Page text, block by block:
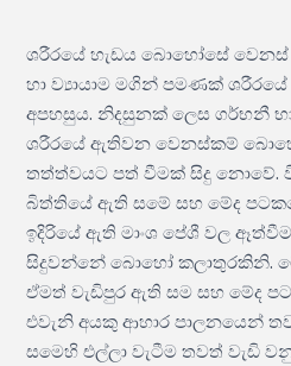
ශරීරයේ හැඩය බොහෝසේ
හා ව්‍යායාම මගින් පමණක්
අපහසුය. නිදසුනක් ලෙස ගර්භනී
ශරීරයේ ඇතිවන වෙනස්කම්
තත්ත්වයට පත් වීමක් සිදු නොවේ.
බිත්තියේ ඇති සමේ සහ මේද
ඉදිරියේ ඇති මාංශ පේශී වල
සිදුවන්නේ බොහෝ කලාතුරකිනි.
ඒමත් වැඩිපුර ඇති සම සහ මේද
එවැනි අයකු ආහාර පාලනයෙන්
සමෙහි එල්ලා වැටීම තවත් වැඩි